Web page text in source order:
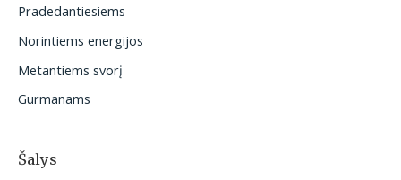
:
Pradedantiesiems
Norintiems energijos
Metantiems svorį
Gurmanams
Šalys